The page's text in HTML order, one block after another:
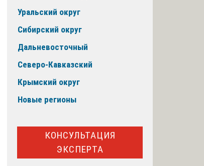
Уральский округ
Сибирский округ
Дальневосточный
Северо-Кавказский
Крымский округ
Новые регионы
КОНСУЛЬТАЦИЯ
ЭКСПЕРТА